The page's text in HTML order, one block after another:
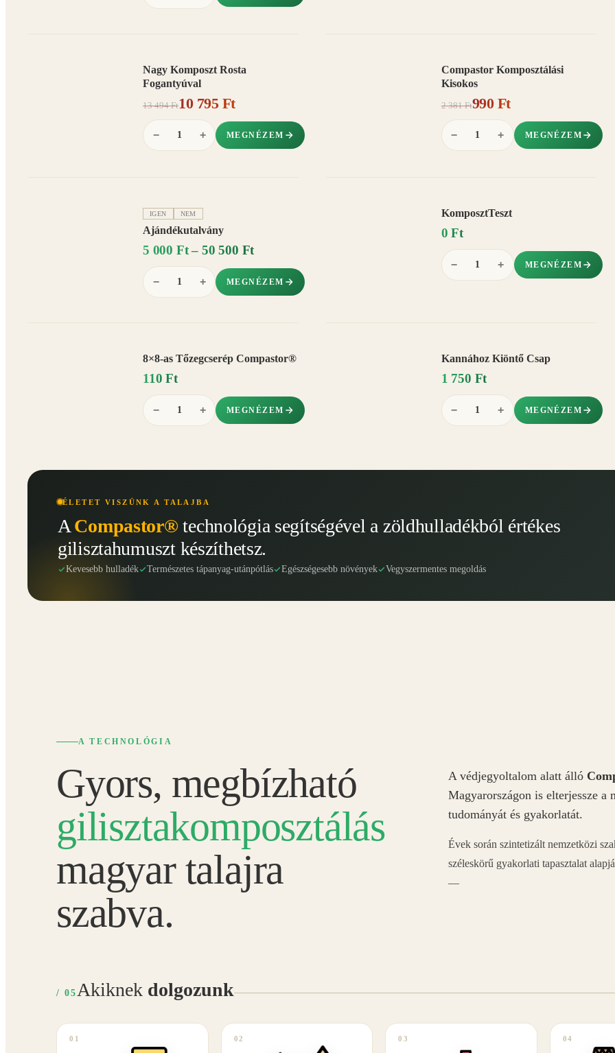
Nagy Komposzt Rosta
Fogantyúval
13 494 Ft10 795 Ft
− + MEGNÉZEM
Compastor Komposztálási
Kisokos
2 381 Ft990 Ft
− + MEGNÉZEM
IGEN NEM
Ajándékutalvány
5 000 Ft – 50 500 Ft
− + MEGNÉZEM
KomposztTeszt
0 Ft
− + MEGNÉZEM
8×8-as Tőzegcserép Compastor®
110 Ft
− + MEGNÉZEM
Kannához Kiöntő Csap
1 750 Ft
− + MEGNÉZEM
ÉLETET VISZÜNK A TALAJBA
A Compastor® technológia segítségével a zöldhulladékból értékes
gilisztahumuszt készíthetsz.
Kevesebb hulladék Természetes tápanyag-utánpótlás Egészségesebb növények Vegyszermentes megoldás
A TECHNOLÓGIA
Gyors, megbízható
gilisztakomposztálás
magyar talajra
szabva.
A védjegyoltalom alatt álló
Magyarországon is elterjessze a
tudományát és gyakorlatát.
Évek során szintetizált nemzetközi
széleskörű gyakorlati tapasztalat
—
/ 05 Akiknek dolgozunk
01 02 03 04